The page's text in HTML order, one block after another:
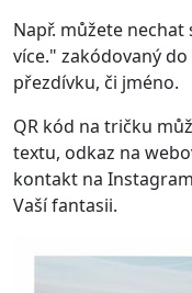
Např. můžete nechat
více." zakódovaný
přezdívku, či jméno.
QR kód na tričku
textu, odkaz na
kontakt na
Vaší fantasii.